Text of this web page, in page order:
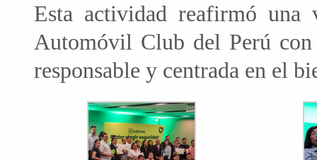
Esta actividad reafirmó
Automóvil Club del Perú
responsable y centrada en el